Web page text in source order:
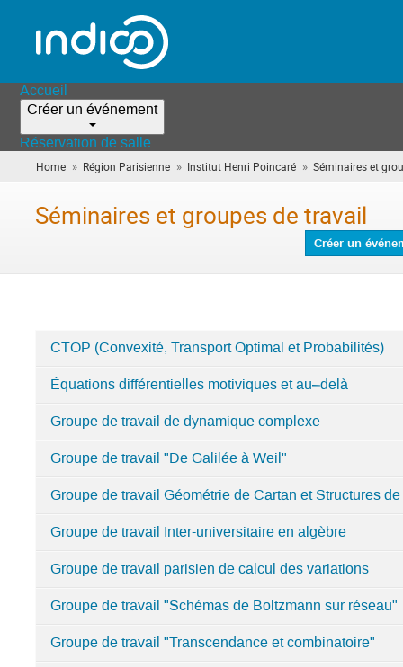
Accueil
Créer un événement
Réservation de salle
Home » Région Parisienne » Institut Henri Poincaré » Séminaires et
Séminaires et groupes de travail
Créer un
dans
Séminaires
groupes
travail
CTOP (Convexité, Transport Optimal et Probabilités)
Équations différentielles motiviques et au–delà
Groupe de travail de dynamique complexe
Groupe de travail "De Galilée à Weil"
Groupe de travail Géométrie de Cartan et Structures
Groupe de travail Inter-universitaire en algèbre
Groupe de travail parisien de calcul des variations
Groupe de travail "Schémas de Boltzmann sur réseau"
Groupe de travail "Transcendance et combinatoire"